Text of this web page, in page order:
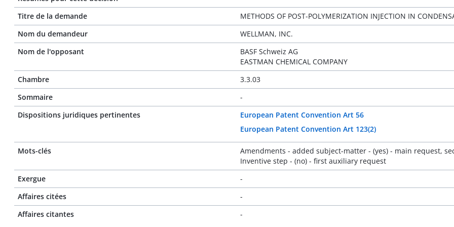
Titre de la demande
METHODS OF POST-POLYMERIZATION INJECTION IN
Nom du demandeur
WELLMAN, INC.
Nom de l'opposant
BASF Schweiz AG
EASTMAN CHEMICAL COMPANY
Chambre
3.3.03
Sommaire
-
Dispositions juridiques pertinentes
European Patent Convention Art 56
European Patent Convention Art 123(2)
Mots-clés
Amendments - added subject-matter - (yes) - main request,
Inventive step - (no) - first auxiliary request
Exergue
-
Affaires citées
-
Affaires citantes
-